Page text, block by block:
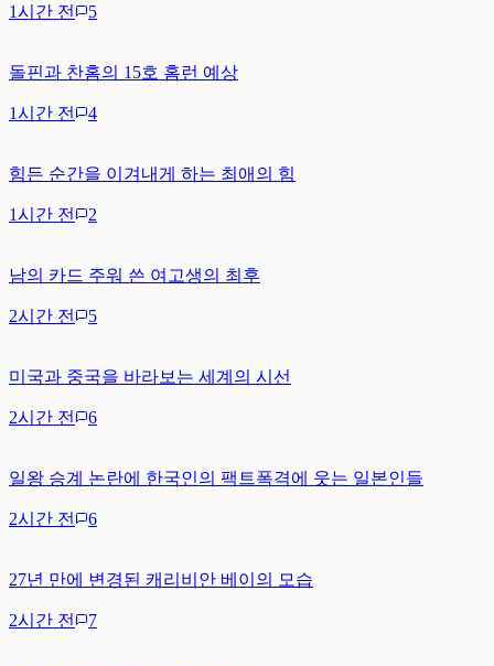
1시간 전 5
돌핀과 찬홈의 15호 홈런 예상
1시간 전 4
힘든 순간을 이겨내게 하는 최애의 힘
1시간 전 2
남의 카드 주워 쓴 여고생의 최후
2시간 전 5
미국과 중국을 바라보는 세계의 시선
2시간 전 6
일왕 승계 논란에 한국인의 팩트폭격에 웃는 일본인들
2시간 전 6
27년 만에 변경된 캐리비안 베이의 모습
2시간 전 7